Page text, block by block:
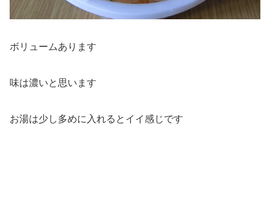
ボリュームあります
味は濃いと思います
お湯は少し多めに入れるとイイ感じです